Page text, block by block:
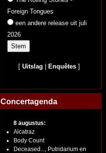
Foreign Tongues
een andere release uit juli
2026
[Uitslag Enquêtes ]
Concertagenda
8 augustus:
Alcatraz
Body Count
Deceased..., Putridarium en